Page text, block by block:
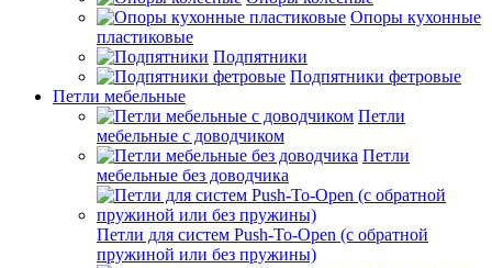
Опоры кухонные
пластиковые
Подпятники
Подпятники фетровые
Петли мебельные
Петли
мебельные с доводчиком
Петли
мебельные без доводчика
Петли для систем Push-To-Open (с обратной
пружиной или без пружины)